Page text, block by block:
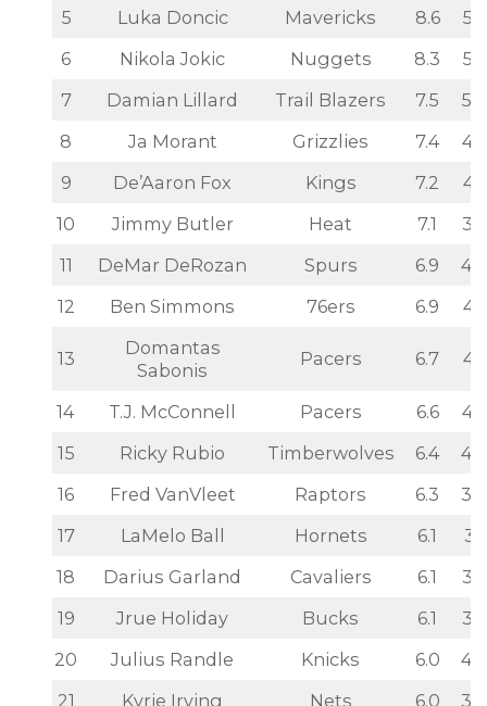
5 Luka Doncic Mavericks 8.6
6
Nikola Jokic Nuggets 8.3
7
Damian Lillard Trail Blazers 7.5
8
Ja Morant Grizzlies 7.4
9
De’Aaron Fox Kings 7.2
10
Jimmy Butler Heat 7.1
11
DeMar DeRozan Spurs 6.9
12
Ben Simmons 76ers 6.9
13
Domantas
Sabonis
Pacers 6.7
14 T.J. McConnell Pacers 6.6
15
Ricky Rubio Timberwolves 6.4
16
Fred VanVleet Raptors 6.3
17
LaMelo Ball Hornets 6.1
18
Darius Garland Cavaliers 6.1
19
Jrue Holiday Bucks 6.1
20
Julius Randle Knicks 6.0